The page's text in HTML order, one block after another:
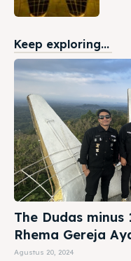
Keep exploring...
The Dudas
Rhema Gereja
Agustus 20, 2024